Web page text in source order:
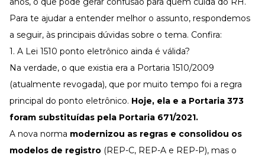
Para te ajudar a entender melhor o assunto, respondemos
a seguir, às principais dúvidas sobre o tema. Confira:
1. A Lei 1510 ponto eletrônico ainda é válida?
Na verdade, o que existia era a Portaria 1510/2009
(atualmente revogada), que por muito tempo foi a regra
principal do ponto eletrônico. Hoje, ela e a Portaria 373
foram substituídas pela Portaria 671/2021.
A nova norma modernizou as regras e consolidou os
modelos de registro (REP-C, REP-A e REP-P), mas o